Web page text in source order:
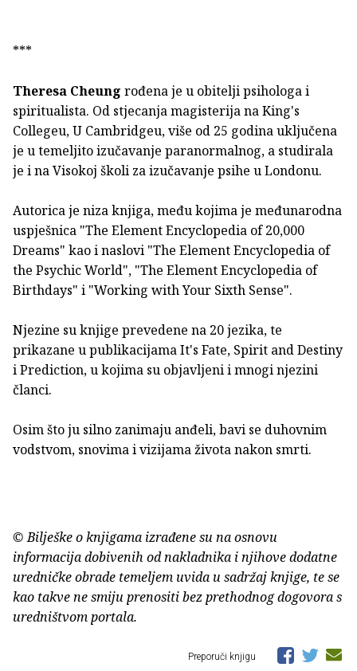
***
Theresa Cheung rođena je u obitelji psihologa i
spiritualista. Od stjecanja magisterija na King's
Collegeu, U Cambridgeu, više od 25 godina uključena
je u temeljito izučavanje paranormalnog, a studirala
je i na Visokoj školi za izučavanje psihe u Londonu.
Autorica je niza knjiga, među kojima je međunarodna
uspješnica "The Element Encyclopedia of 20,000
Dreams" kao i naslovi "The Element Encyclopedia of
the Psychic World", "The Element Encyclopedia of
Birthdays" i "Working with Your Sixth Sense".
Njezine su knjige prevedene na 20 jezika, te
prikazane u publikacijama It's Fate, Spirit and Destiny
i Prediction, u kojima su objavljeni i mnogi njezini
članci.
Osim što ju silno zanimaju anđeli, bavi se duhovnim
vodstvom, snovima i vizijama života nakon smrti.
© Bilješke o knjigama izrađene su na osnovu
informacija dobivenih od nakladnika i njihove dodatne
uredničke obrade temeljem uvida u sadržaj knjige, te se
kao takve ne smiju prenositi bez prethodnog dogovora s
uredništvom portala.
Preporuči knjigu